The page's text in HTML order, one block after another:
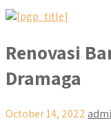
Renovasi
Dramaga
October 14, 2022